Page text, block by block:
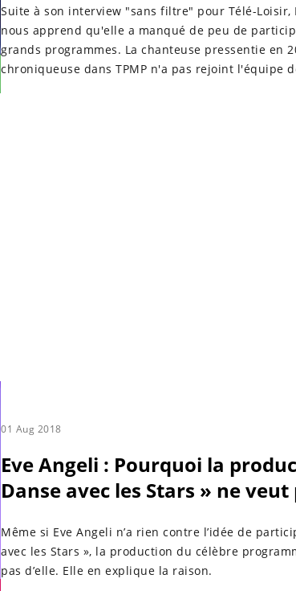
Suite à son interview "sans filtre" pour Télé-Loisir,
nous apprend qu'elle a manqué de peu de
grands programmes. La chanteuse pressentie en
chroniqueuse dans TPMP n'a pas rejoint l'équipe
01 Aug 2018
Eve Angeli : Pourquoi la
Danse avec les Stars » ne veut
Même si Eve Angeli n’a rien contre l’idée de
avec les Stars », la production du célèbre
pas d’elle. Elle en explique la raison.